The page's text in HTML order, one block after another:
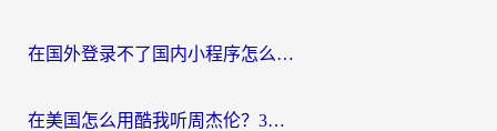
在国外登录不了国内小程序怎么办？选对回国加速器，轻松解锁国内资源
在美国怎么用酷我听周杰伦？3步搞定海外听歌难题